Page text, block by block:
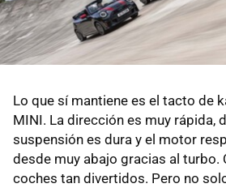
Lo que sí mantiene es el tacto de
MINI. La dirección es muy rápida,
suspensión es dura y el motor
desde muy abajo gracias al turbo.
coches tan divertidos. Pero no